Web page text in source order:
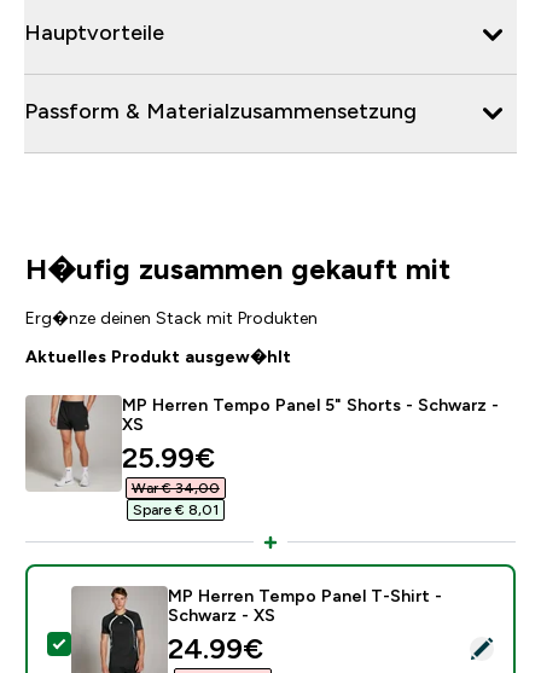
Hauptvorteile
Passform & Materialzusammensetzung
H�ufig zusammen gekauft mit
Erg�nze deinen Stack mit Produkten
Aktuelles Produkt ausgew�hlt
MP Herren Tempo Panel 5" Shorts - Schwarz -
XS
discounted price
25.99€‎
War € 34,00‎
Spare € 8,01‎
Dieses Produkt ausw�hlen - MP Herren Tempo
MP Herren Tempo Panel T-Shirt -
Schwarz - XS
discounted price
24.99€‎